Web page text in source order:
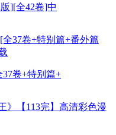
][全42卷]中
卷+特别篇+